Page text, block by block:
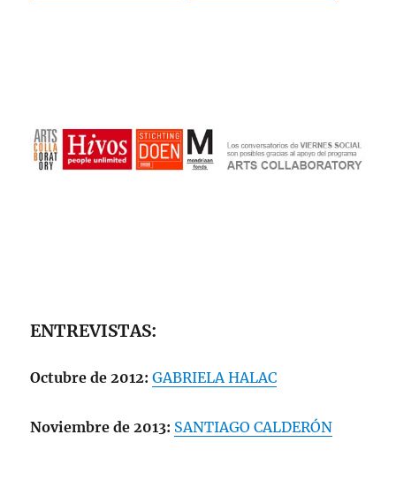
ENTREVISTAS:
Octubre de 2012: GABRIELA HALAC
Noviembre de 2013: SANTIAGO CALDERÓN